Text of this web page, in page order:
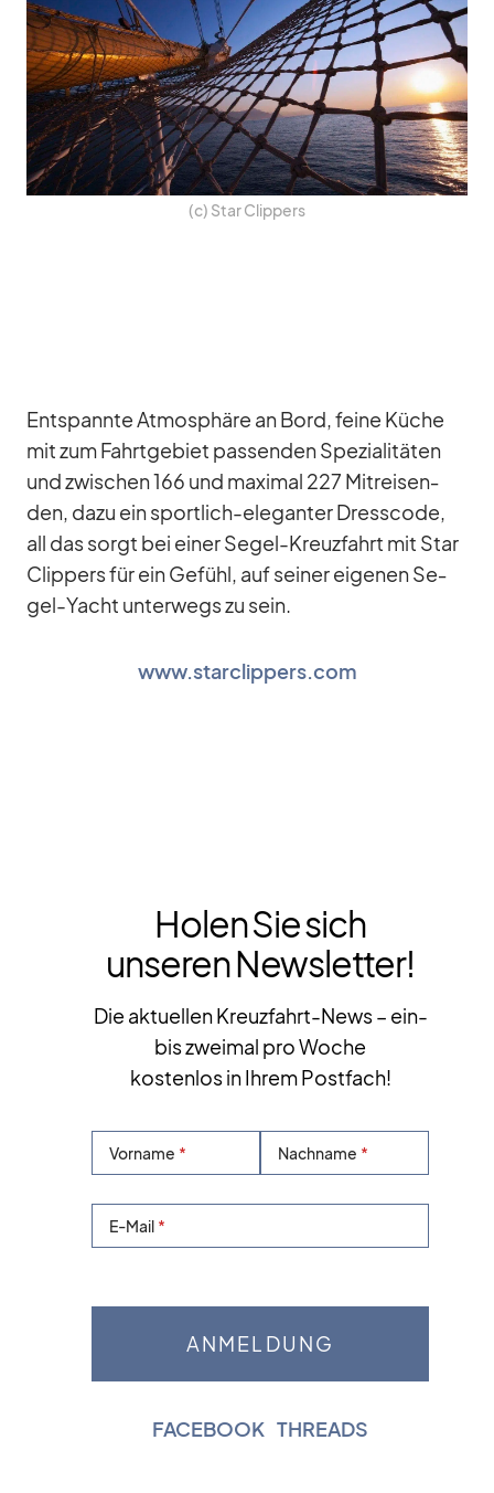
(c) Star Clip­pers
Ent­spannte At­mo­sphäre an Bord, feine Kü­che
mit zum Fahrt­ge­biet pas­sen­den Spe­zia­li­tä­ten
und zwi­schen 166 und ma­xi­mal 227 Mit­rei­sen­
den, dazu ein sport­lich-ele­gan­ter Dress­code,
all das sorgt bei ei­ner Se­gel-Kreuz­fahrt mit Star
Clip­pers für ein Ge­fühl, auf sei­ner ei­ge­nen Se­
gel-Yacht un­ter­wegs zu sein.
www.starclippers.com
Holen Sie sich
unseren Newsletter!
Die aktuellen Kreuzfahrt-News – ein-
bis zweimal pro Woche
kostenlos in Ihrem Postfach!
Vorname Nachname
E-Mail
FACEBOOK THREADS